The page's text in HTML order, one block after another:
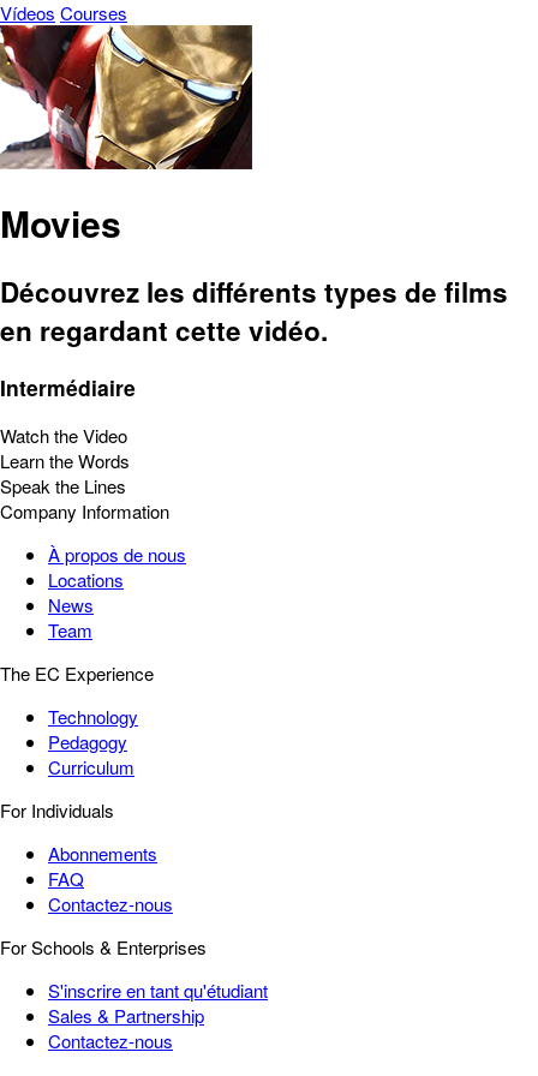
Vídeos Courses
Movies
Découvrez les différents types de films
en regardant cette vidéo.
Intermédiaire
Watch the Video
Learn the Words
Speak the Lines
Company Information
À propos de nous
Locations
News
Team
The EC Experience
Technology
Pedagogy
Curriculum
For Individuals
Abonnements
FAQ
Contactez-nous
For Schools & Enterprises
S'inscrire en tant qu'étudiant
Sales & Partnership
Contactez-nous